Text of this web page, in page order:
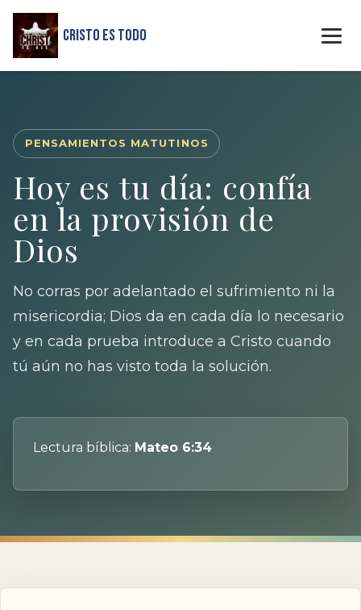
Cristo Es Todo
PENSAMIENTOS MATUTINOS
Hoy es tu día: confía
en la provisión de
Dios
No corras por adelantado el sufrimiento ni la
misericordia; Dios da en cada día lo necesario
y en cada prueba introduce a Cristo cuando
tú aún no has visto toda la solución.
Lectura bíblica: Mateo 6:34